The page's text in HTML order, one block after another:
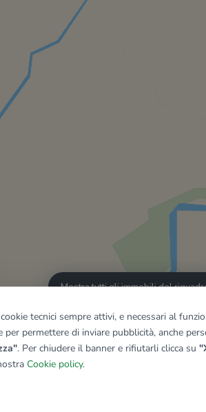
Mostra tutti gli immobili del
tecnici sempre attivi, e necessari al
per permettere di inviare pubblicità, anche
. Per chiudere il banner e rifiutarli clicca su
Cookie policy.